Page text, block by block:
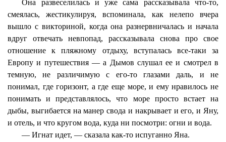
Она развеселилась и уже сама рассказывала что-то,
смеялась, жестикулируя, вспоминала, как нелепо вчера
вышло с викториной, когда она разнервничалась и начала
вдруг отвечать невпопад, рассказывала снова про свое
отношение к пляжному отдыху, вступалась все-таки за
Европу и путешествия — а Дымов слушал ее и смотрел в
темную, не различимую с его-то глазами даль, и не
понимал, где горизонт, а где еще море, и ему нравилось не
понимать и представлялось, что море просто встает на
дыбы, выгибается на манер свода и накрывает и его, и Яну,
и отель, и что кругом вода, куда ни посмотри: огни и вода.
— Игнат идет, — сказала как-то испуганно Яна.